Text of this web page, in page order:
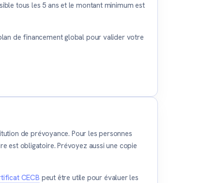
tous les 5 ans et le montant minimum est
de financement global pour valider votre
de prévoyance. Pour les personnes
est obligatoire. Prévoyez aussi une copie
CECB peut être utile pour évaluer les